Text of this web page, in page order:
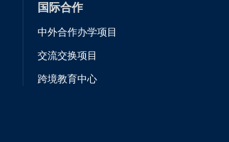
国际合作
中外合作办学项目
交流交换项目
跨境教育中心